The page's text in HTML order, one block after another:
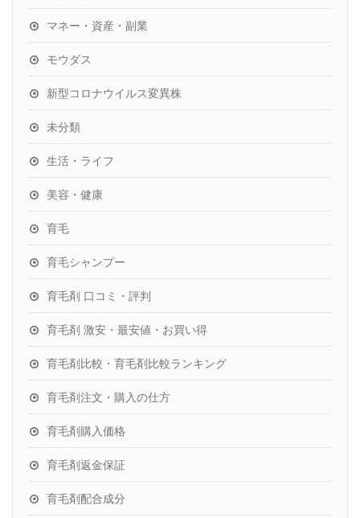
マネー・資産・副業
モウダス
新型コロナウイルス変異株
未分類
生活・ライフ
美容・健康
育毛
育毛シャンプー
育毛剤 口コミ・評判
育毛剤 激安・最安値・お買い得
育毛剤比較・育毛剤比較ランキング
育毛剤注文・購入の仕方
育毛剤購入価格
育毛剤返金保証
育毛剤配合成分